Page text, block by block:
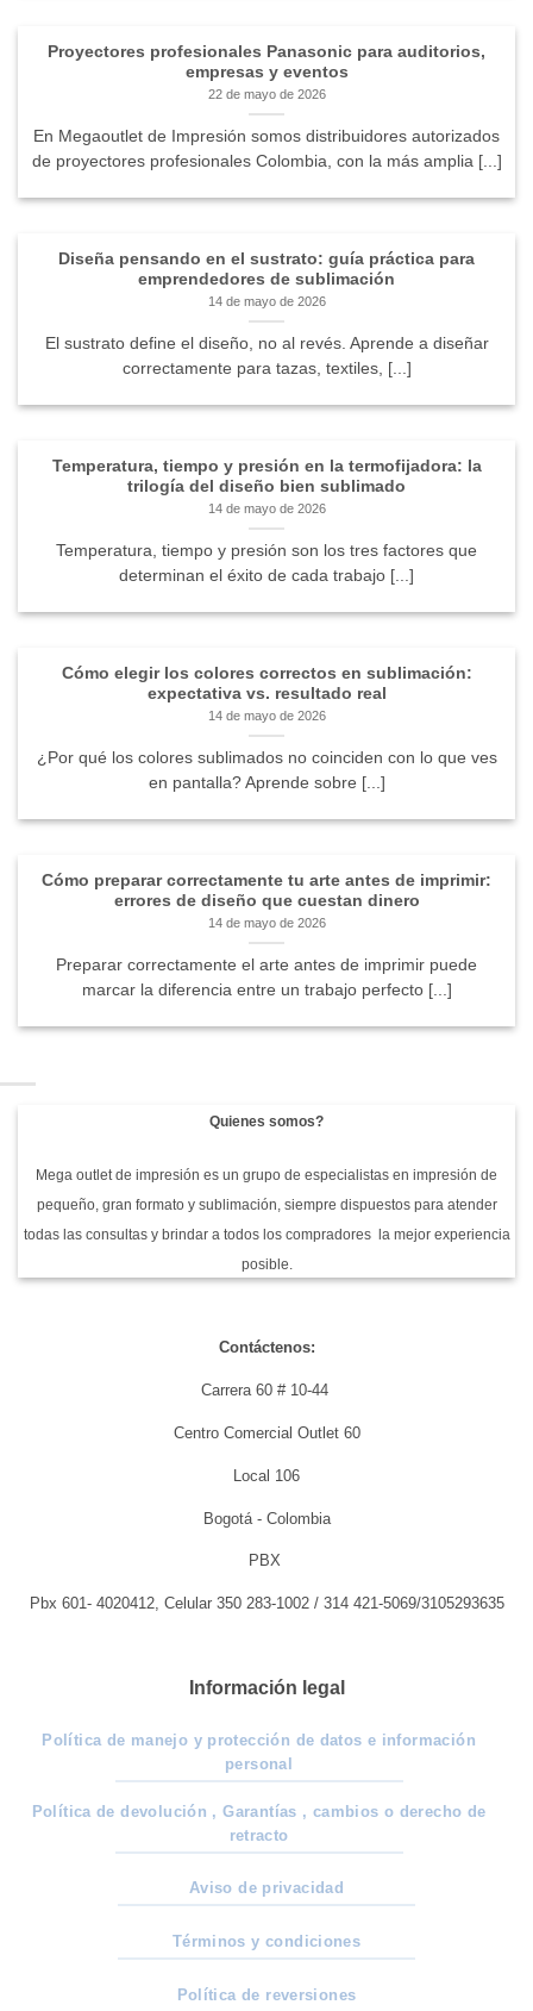
Proyectores profesionales Panasonic para auditorios,
empresas y eventos
22 de mayo de 2026
En Megaoutlet de Impresión somos distribuidores autorizados
de proyectores profesionales Colombia, con la más amplia [...]
Diseña pensando en el sustrato: guía práctica para
emprendedores de sublimación
14 de mayo de 2026
El sustrato define el diseño, no al revés. Aprende a diseñar
correctamente para tazas, textiles, [...]
Temperatura, tiempo y presión en la termofijadora: la
trilogía del diseño bien sublimado
14 de mayo de 2026
Temperatura, tiempo y presión son los tres factores que
determinan el éxito de cada trabajo [...]
Cómo elegir los colores correctos en sublimación:
expectativa vs. resultado real
14 de mayo de 2026
¿Por qué los colores sublimados no coinciden con lo que ves
en pantalla? Aprende sobre [...]
Cómo preparar correctamente tu arte antes de imprimir:
errores de diseño que cuestan dinero
14 de mayo de 2026
Preparar correctamente el arte antes de imprimir puede
marcar la diferencia entre un trabajo perfecto [...]
Quienes somos?
Mega outlet de impresión es un grupo de especialistas en impresión de
pequeño, gran formato y sublimación, siempre dispuestos para atender
todas las consultas y brindar a todos los compradores la mejor experiencia
posible.
Contáctenos:
Carrera 60 # 10-44
Centro Comercial Outlet 60
Local 106
Bogotá - Colombia
PBX
Pbx 601- 4020412, Celular 350 283-1002 / 314 421-5069/3105293635
Información legal
Política de manejo y protección de datos e información
personal
Política de devolución , Garantías , cambios o derecho de
retracto
Aviso de privacidad
Términos y condiciones
Política de reversiones